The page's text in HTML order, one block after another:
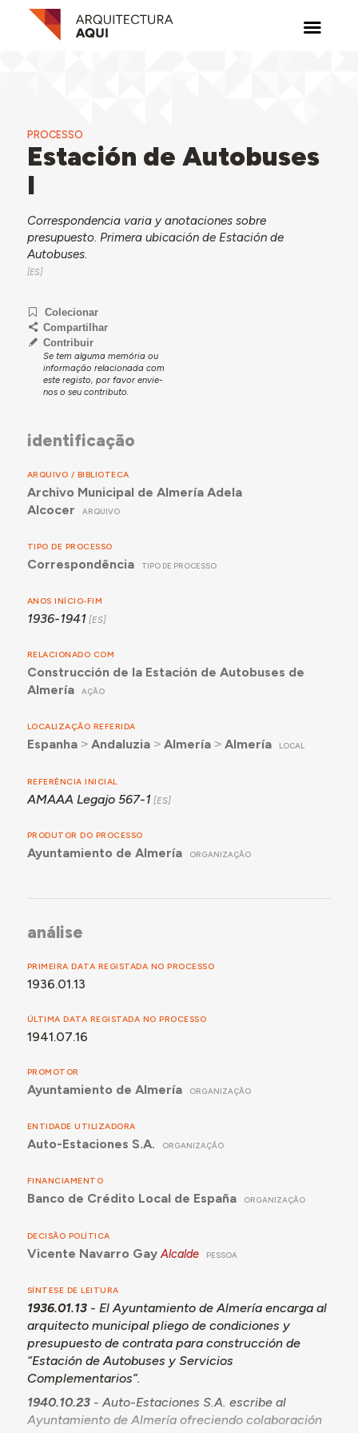
PROCESSO
Estación de Autobuses
I
Correspondencia varia y anotaciones sobre
presupuesto. Primera ubicación de Estación de
Autobuses.
Colecionar
Compartilhar
Contribuir
Se tem alguma memória ou
informação relacionada com
este registo, por favor envie-
nos o seu contributo.
identificação
ARQUIVO / BIBLIOTECA
Archivo Municipal de Almería Adela
Alcocer
ARQUIVO
TIPO DE PROCESSO
Correspondência TIPO DE PROCESSO
ANOS INÍCIO-FIM
1936-1941
RELACIONADO COM
Construcción de la Estación de Autobuses de
Almería
AÇÃO
LOCALIZAÇÃO REFERIDA
Espanha˃ Andaluzia˃ Almería˃ Almería LOCAL
REFERÊNCIA INICIAL
AMAAA Legajo 567-1
PRODUTOR DO PROCESSO
Ayuntamiento de Almería ORGANIZAÇÃO
análise
PRIMEIRA DATA REGISTADA NO PROCESSO
1936.01.13
ÚLTIMA DATA REGISTADA NO PROCESSO
1941.07.16
PROMOTOR
Ayuntamiento de Almería ORGANIZAÇÃO
ENTIDADE UTILIZADORA
Auto-Estaciones S.A. ORGANIZAÇÃO
FINANCIAMENTO
Banco de Crédito Local de España ORGANIZAÇÃO
DECISÃO POLÍTICA
Vicente Navarro Gay Alcalde PESSOA
SÍNTESE DE LEITURA
1936.01.13- El Ayuntamiento de Almería encarga al
arquitecto municipal pliego de condiciones y
presupuesto de contrata para construcción de
“Estación de Autobuses y Servicios
Complementarios”.
1940.10.23- Auto-Estaciones S.A. escribe al
Ayuntamiento de Almería ofreciendo colaboración